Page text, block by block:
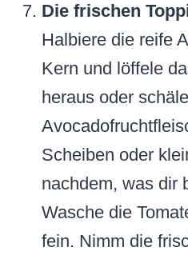
Die frischen
Halbiere die reife
Kern und löffele
heraus oder
Scheiben oder
nachdem, was dir
Wasche die
fein. Nimm die